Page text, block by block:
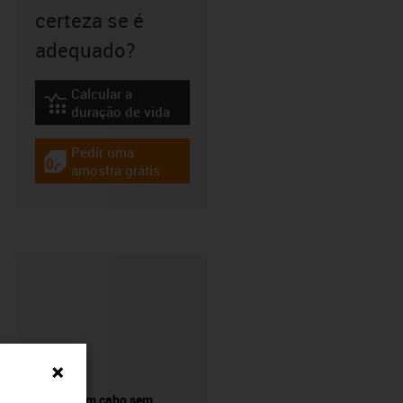
certeza se é
adequado?
igus-icon-lebensdauerrechner
Calcular a
duração de vida
igus-icon-gratismuster
Pedir uma
amostra grátis
Comprar um cabo sem